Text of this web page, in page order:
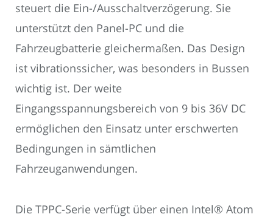
steuert die Ein-/Ausschaltverzögerung. Sie
unterstützt den Panel-PC und die
Fahrzeugbatterie gleichermaßen. Das Design
ist vibrationssicher, was besonders in Bussen
wichtig ist. Der weite
Eingangsspannungsbereich von 9 bis 36V DC
ermöglichen den Einsatz unter erschwerten
Bedingungen in sämtlichen
Fahrzeuganwendungen.
Die TPPC-Serie verfügt über einen Intel® Atom